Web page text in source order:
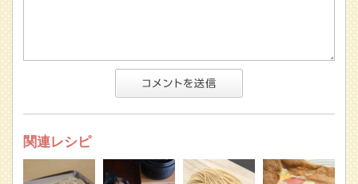
関連レシピ